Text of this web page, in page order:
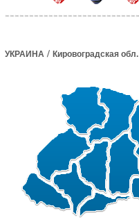
УКРАИНА / Кировоградская обл.